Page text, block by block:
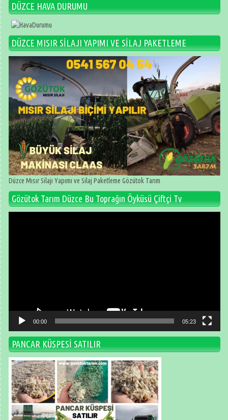
DÜZCE HAVA DURUMU
DÜZCE MISIR SİLAJI YAPIMI VE SİLAJ PAKETLEME
Düzce Mısır Silajı Yapımı ve Silaj Paketleme Gözütok Tarım
Gözütok Tarım Düzce Bu Toprağın Öyküsü Çiftçi Tv
00:00 05:23
PANCAR KÜSPESİ SATILIR